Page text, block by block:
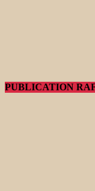
PUBLICATION